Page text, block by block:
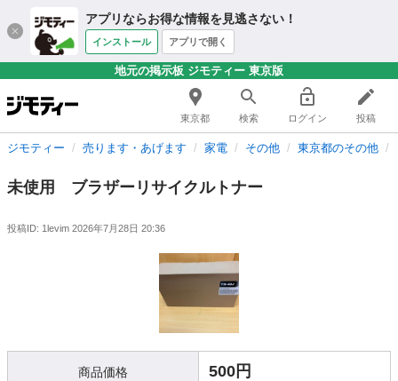
アプリならお得な情報を見逃さない！
インストール アプリで開く
地元の掲示板 ジモティー 東京版
東京都 検索 ログイン 投稿
ジモティー 売ります・あげます 家電 その他 東京都のその他
未使用 ブラザーリサイクルトナー
投稿ID: 1levim 2026年7月28日 20:36
商品価格 500円